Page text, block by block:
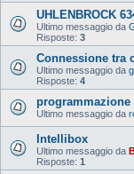
UHLENBROCK
Ultimo messaggio da
Risposte: 3
Connessione tra
Ultimo messaggio da
Risposte: 4
Ultimo messaggio da
Intellibox
Ultimo messaggio da
Risposte: 1